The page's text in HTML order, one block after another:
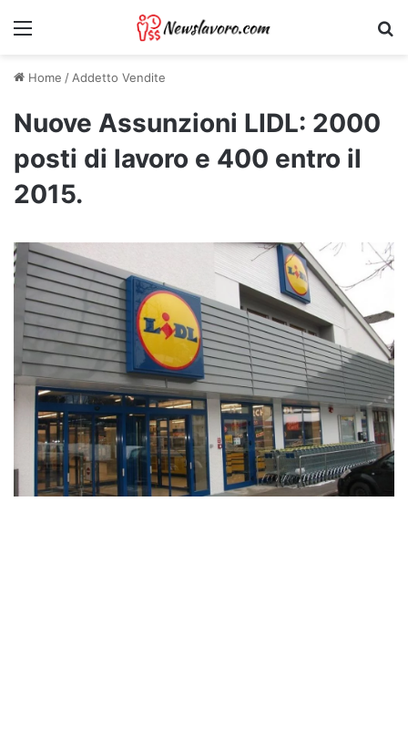
Menu
Home /Addetto Vendite
Nuove Assunzioni LIDL: 2000
posti di lavoro e 400 entro il
2015.